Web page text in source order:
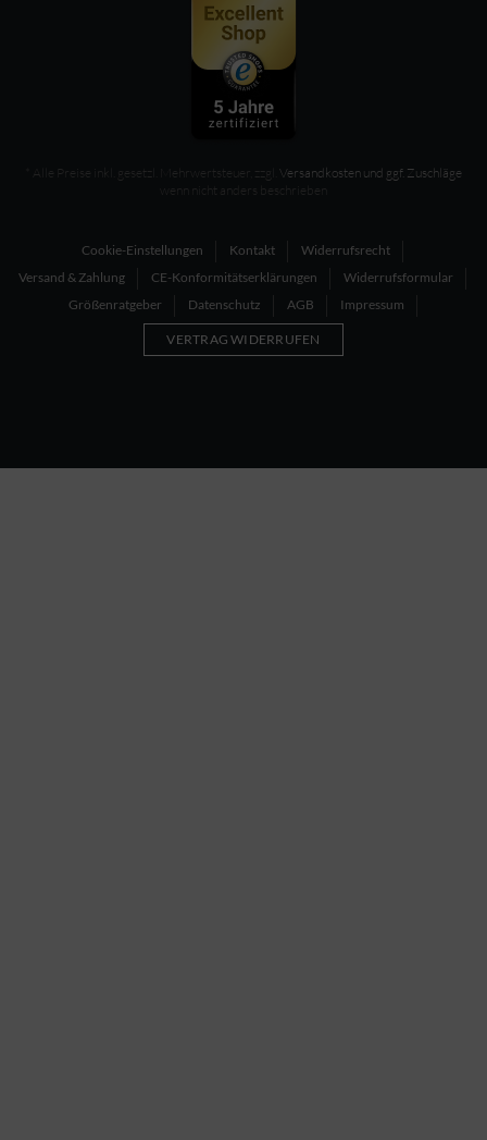
* Alle Preise inkl. gesetzl. Mehrwertsteuer, zzgl. Versandkosten und ggf. Zuschläge
wenn nicht anders beschrieben
Cookie-Einstellungen Kontakt
Widerrufsrecht
Versand & Zahlung
CE-Konformitätserklärungen
Widerrufsformular
Größenratgeber
Datenschutz AGB Impressum
VERTRAG WIDERRUFEN